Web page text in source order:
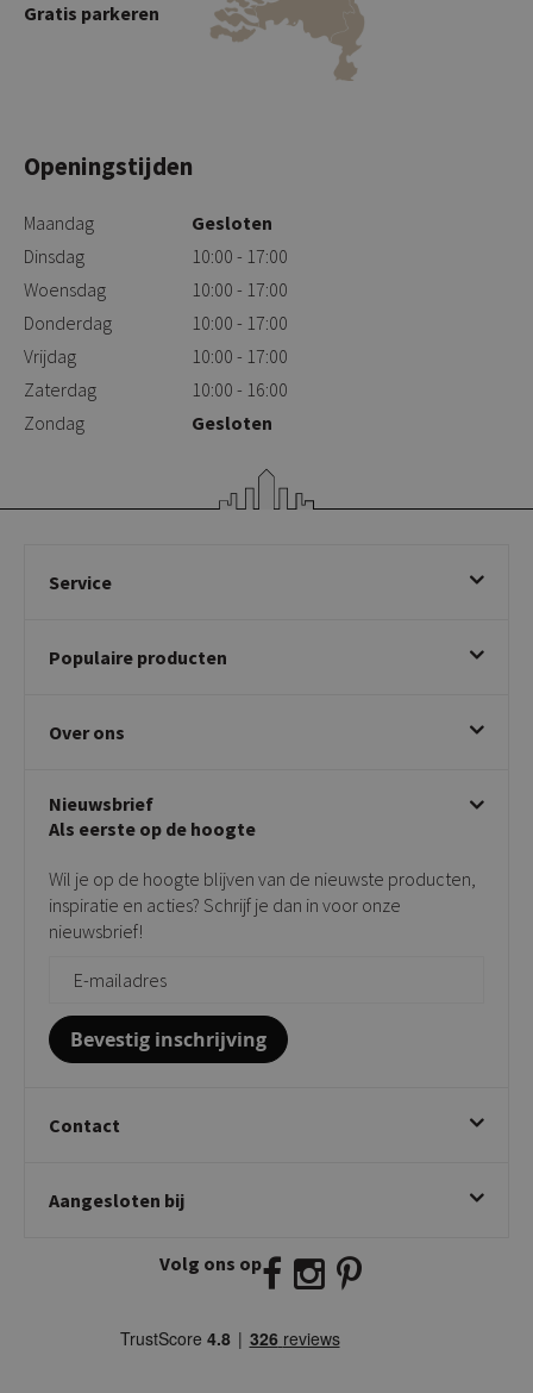
Gratis parkeren
Openingstijden
Maandag
Gesloten
Dinsdag
10:00 - 17:00
Woensdag
10:00 - 17:00
Donderdag
10:00 - 17:00
Vrijdag
10:00 - 17:00
Zaterdag
10:00 - 16:00
Zondag
Gesloten
Service
Betalen & annuleren
Klachtafhandeling
Privacy policy
Populaire producten
Draaibare eetkamerstoelen
Taupe stoelen
Tuinstoelen
Bijzettafels
Over ons
Showroom
Contact
Onderhoudsproducten
Vloerbescherming
Giftcards
Nieuwsbrief
Als eerste op de hoogte
Wil je op de hoogte blijven van de nieuwste producten,
inspiratie en acties? Schrijf je dan in voor onze
nieuwsbrief!
Bevestig inschrijving
Contact
Twijnstraweg 2
info@kickcollection.nl
Aangesloten bij
Volg ons op